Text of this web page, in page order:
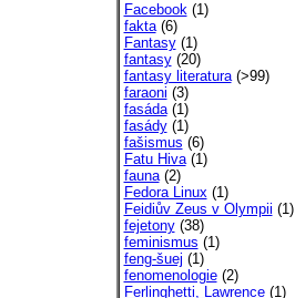
Facebook(1)
fakta(6)
Fantasy(1)
fantasy(20)
fantasy literatura(>99)
faraoni (3)
fasáda(1)
fasády(1)
fašismus (6)
Fatu Hiva(1)
fauna(2)
Fedora Linux(1)
Feidiův Zeus v Olympii (1)
fejetony(38)
feminismus (1)
feng-šuej (1)
fenomenologie(2)
Ferlinghetti, Lawrence(1)